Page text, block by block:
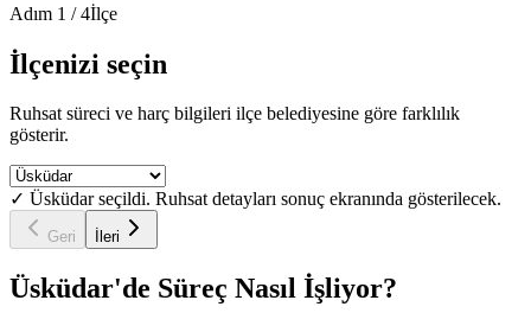
Adım 1 /4İlçe
İlçenizi seçin
Ruhsat süreci ve harç bilgileri ilçe belediyesine göre farklılık
gösterir.
✓ Üsküdarseçildi. Ruhsat detayları sonuç ekranında gösterilecek.
Geri İleri
Üsküdar'de Süreç Nasıl İşliyor?